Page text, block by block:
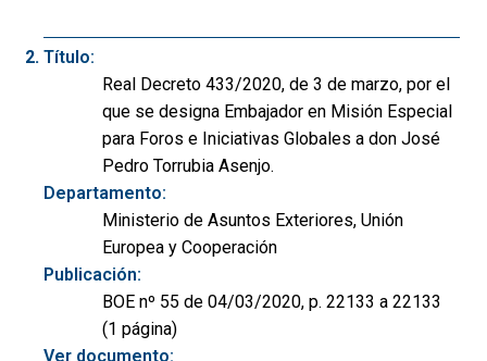
Título:
Real Decreto 433/2020, de 3 de marzo, por el
que se designa Embajador en Misión Especial
para Foros e Iniciativas Globales a don José
Pedro Torrubia Asenjo.
Departamento:
Ministerio de Asuntos Exteriores, Unión
Europea y Cooperación
Publicación:
BOE nº 55 de 04/03/2020, p. 22133 a 22133
(1 página)
Ver documento: